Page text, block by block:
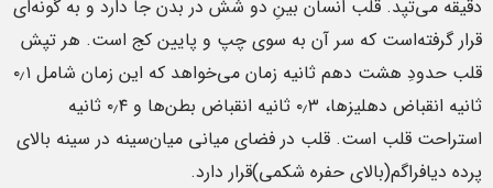
دقیقه می‌تپد. قلب انسان بینِ دو شُش در بدن جا دارد و به گونه‌ای
قرار گرفته‌است که سر آن به سوی چپ و پایین کج است. هر تپش
قلب حدودِ هشت دهم ثانیه زمان می‌خواهد که این زمان شامل ۰٫۱
ثانیه انقباض دهلیزها، ۰٫۳ ثانیه انقباض بطن‌ها و ۰٫۴ ثانیه
استراحت قلب است. قلب در فضای میانی میان‌سینه در سینه بالای
پرده دیافراگم(بالای حفره شکمی)قرار دارد.